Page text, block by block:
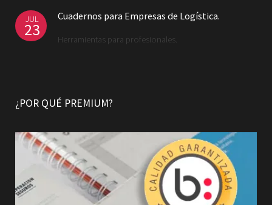
JUL
23
Cuadernos para Empresas de Logística.
Herramientas para profesionales.
¿POR QUÉ PREMIUM?